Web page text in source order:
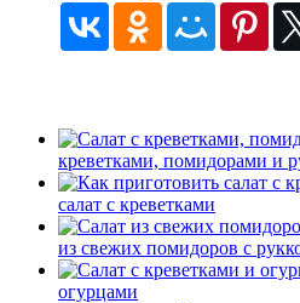
креветками, помидорами и
салат с креветками
из свежих помидоров с
огурцами